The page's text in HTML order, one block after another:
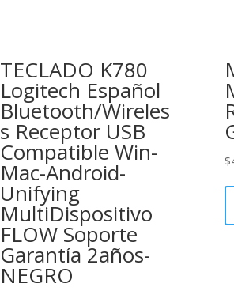
TECLADO K780
Logitech Español
Bluetooth/Wireles
s Receptor USB
Compatible Win-
Mac-Android-
Unifying
MultiDispositivo
FLOW Soporte
Garantía 2años-
NEGRO
$